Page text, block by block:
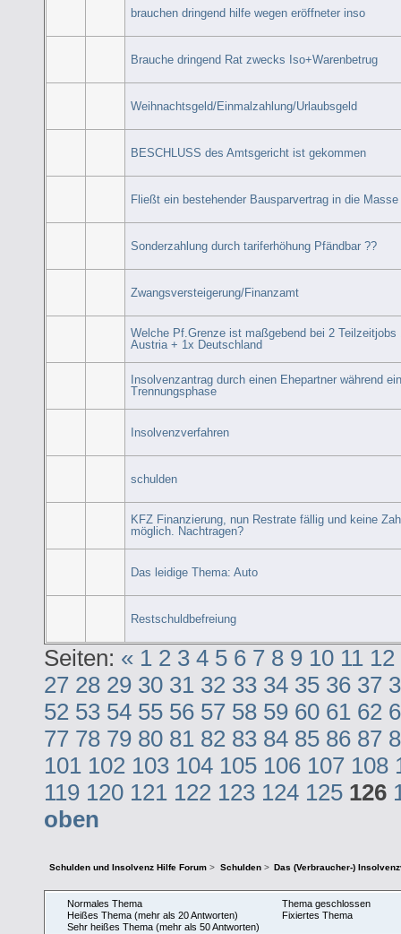
brauchen dringend hilfe wegen eröffneter inso
Brauche dringend Rat zwecks Iso+Warenbetrug
Weihnachtsgeld/Einmalzahlung/Urlaubsgeld
BESCHLUSS des Amtsgericht ist gekommen
Fließt ein bestehender Bausparvertrag in die
Sonderzahlung durch tariferhöhung Pfändbar ??
Zwangsversteigerung/Finanzamt
Welche Pf.Grenze ist maßgebend bei 2 Teilzeitjobs
Austria + 1x Deutschland
Insolvenzantrag durch einen Ehepartner während
Trennungsphase
Insolvenzverfahren
schulden
KFZ Finanzierung, nun Restrate fällig und keine
möglich. Nachtragen?
Das leidige Thema: Auto
Restschuldbefreiung
Seiten: « 1 2 3 4 5 6 7 8 9 10 11 12
27 28 29 30 31 32 33 34 35 36 37
52 53 54 55 56 57 58 59 60 61 62
77 78 79 80 81 82 83 84 85 86 87
101 102 103 104 105 106 107 108
119 120 121 122 123 124 125 126
oben
Schulden und Insolvenz Hilfe Forum > Schulden> Das (Verbraucher-)
Normales Thema
Heißes Thema (mehr als 20 Antworten)
Sehr heißes Thema (mehr als 50 Antworten)
Thema geschlossen
Fixiertes Thema